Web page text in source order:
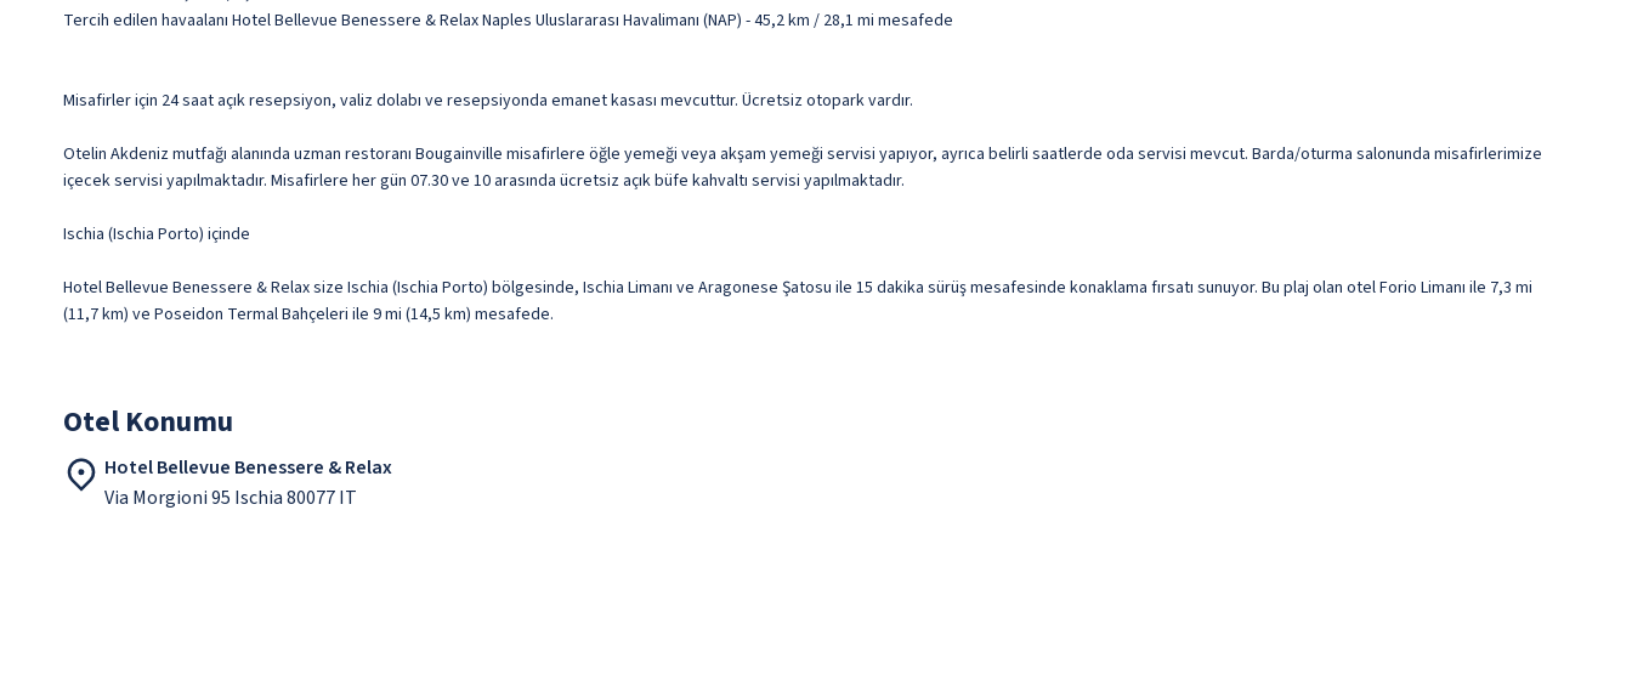
Tercih edilen havaalanı Hotel Bellevue Benessere & Relax Naples Uluslararası Havalimanı (NAP) - 45,2 km / 28,1 mi mesafede
Misafirler için 24 saat açık resepsiyon, valiz dolabı ve resepsiyonda emanet kasası mevcuttur. Ücretsiz otopark vardır.
Otelin Akdeniz mutfağı alanında uzman restoranı Bougainville misafirlere öğle yemeği veya akşam yemeği servisi yapıyor, ayrıca belirli saatlerde oda servisi mevcut. Barda/oturma salonunda misafirlerimize
içecek servisi yapılmaktadır. Misafirlere her gün 07.30 ve 10 arasında ücretsiz açık büfe kahvaltı servisi yapılmaktadır.
Ischia (Ischia Porto) içinde
Hotel Bellevue Benessere & Relax size Ischia (Ischia Porto) bölgesinde, Ischia Limanı ve Aragonese Şatosu ile 15 dakika sürüş mesafesinde konaklama fırsatı sunuyor. Bu plaj olan otel Forio Limanı ile 7,3 mi
(11,7 km) ve Poseidon Termal Bahçeleri ile 9 mi (14,5 km) mesafede.
Otel Konumu
Hotel Bellevue Benessere & Relax
Via Morgioni 95 Ischia 80077 IT